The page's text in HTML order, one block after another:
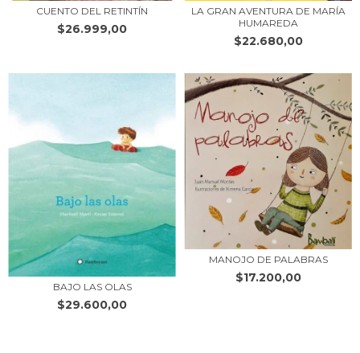
CUENTO DEL RETINTÍN
$26.999,00
LA GRAN AVENTURA DE MARÍA
HUMAREDA
$22.680,00
BAJO LAS OLAS
$29.600,00
MANOJO DE PALABRAS
$17.200,00